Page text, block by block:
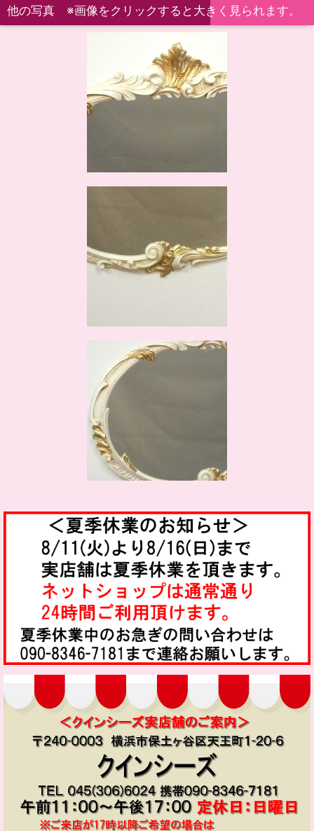
他の写真 ※画像をクリックすると大きく見られます。